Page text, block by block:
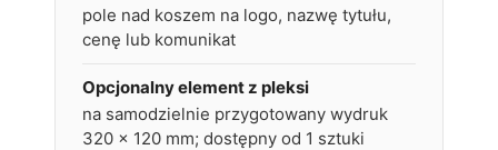
pole nad koszem na logo, nazwę tytułu,
cenę lub komunikat
Opcjonalny element z pleksi
na samodzielnie przygotowany wydruk
320 × 120 mm; dostępny od 1 sztuki